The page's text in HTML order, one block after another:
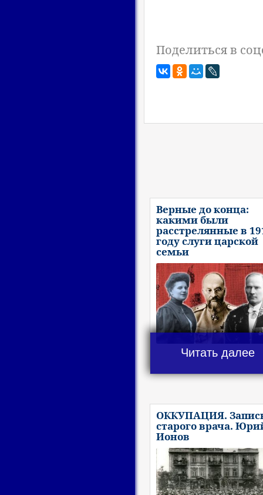
Поделиться в
Верные до конца:
какими были
расстрелянные в
году слуги царской
семьи
Читать далее
ОККУПАЦИЯ.
старого врача.
Ионов